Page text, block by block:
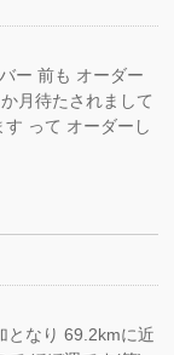
ー 前も オーダー
月待たされまして
って オーダーし
となり 69.2kmに近